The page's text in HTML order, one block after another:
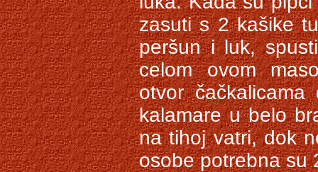
zasuti s 2 kašike
peršun i luk,
celom ovom
otvor
kalamare u belo
na tihoj vatri, dok
osobe potrebna su